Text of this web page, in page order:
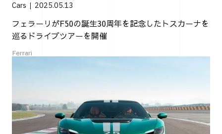
Cars 2025.05.13
フェラーリがF50の誕生30周年を記念したトスカーナを
巡るドライブツアーを開催
Ferrari